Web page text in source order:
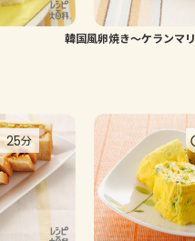
よくあるお問い合わせ
AJINOMOTO PARK とは
韓国風卵焼き～ケランマリ
25分